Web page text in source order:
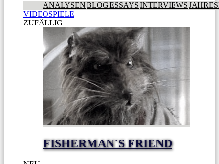
ANALYSENBLOGESSAYSINTERVIEWS
VIDEOSPIELE
ZUFÄLLIG
FISHERMAN´S FRIEND